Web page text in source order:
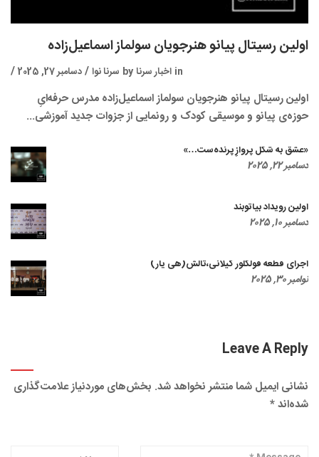
اولین رسیتال پیانو هنرجویان سولماز اسماعیل‌زاده
دسامبر 27, 2025 by سرنا نوا in اخبار سرنا
اولین رسیتال پیانو هنرجویان سولماز اسماعیل‌زاده مدرس حرفه‌ایِ
حوزه‌ی پیانو و موسیقی کودک و رونمایی از جزوات جدید آموزشی...
«عشق به شکل پروازِ پرنده‌ست…»
دسامبر 22, 2025
اولین رویداد بیاتوبند
دسامبر 10, 2025
اجرای قطعه فولکلور گیلانی،تالش(هی یار)
نوامبر 30, 2025
Leave A Reply
نشانی ایمیل شما منتشر نخواهد شد. بخش‌های موردنیاز علامت‌گذاری
شده‌اند*